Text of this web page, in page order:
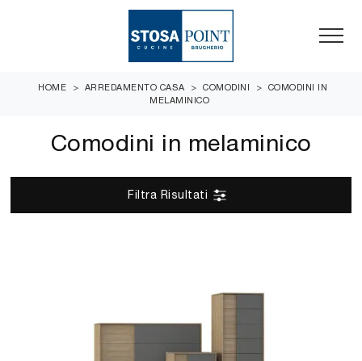
HOME > ARREDAMENTO CASA > COMODINI >
COMODINI IN
MELAMINICO
Comodini in melaminico
Filtra Risultati